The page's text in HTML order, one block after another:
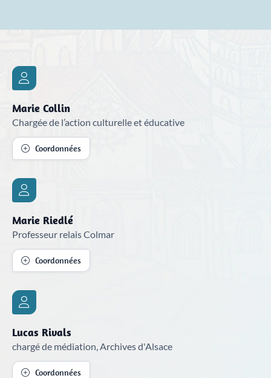
Marie Collin
Chargée de l’action culturelle et éducative
Coordonnées
Marie Riedlé
Professeur relais Colmar
Coordonnées
Lucas Rivals
chargé de médiation, Archives d'Alsace
Coordonnées